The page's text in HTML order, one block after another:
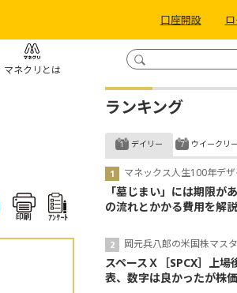
口座開設
マネクリとは
印刷 ｱﾝｹｰﾄ
ランキング
デイリー
マネックス人生100年デ
「墓じまい」には期限が
の流れとかかる費用を解説
岡元兵八郎の米国株マス
スペースＸ［SPCX］上場
表、数字は良かったが株
ウイークリー